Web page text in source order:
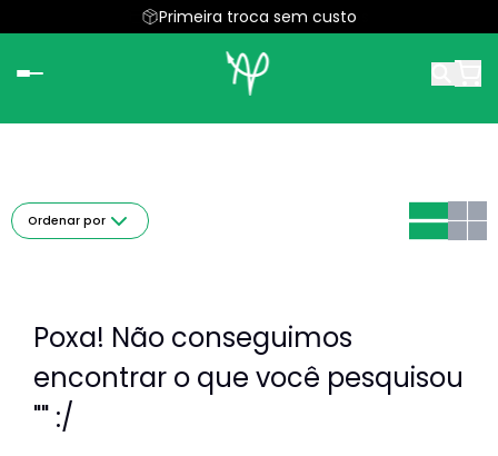
Parcele em até 5x sem juros
Primeira troca sem custo
Ordenar por
Poxa! Não conseguimos
encontrar o que você pesquisou
"" :/